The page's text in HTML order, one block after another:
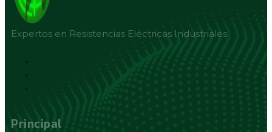
Expertos en Resistencias Eléctricas Industriales
Principal